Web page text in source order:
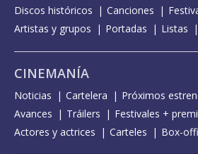
Discos históricos
Canciones
Artistas y grupos
Portadas Listas
CINEMANÍA
Noticias Cartelera Próximos
Avances
Tráilers
Festivales +
Actores y actrices
Carteles Box-